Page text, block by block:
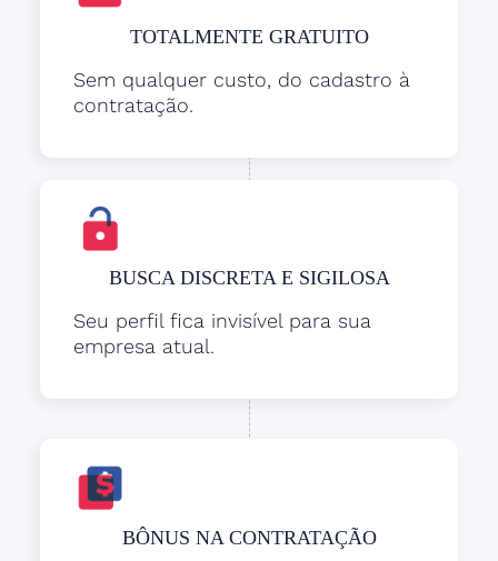
TOTALMENTE GRATUITO
Sem qualquer custo, do cadastro à
contratação.
BUSCA DISCRETA E SIGILOSA
Seu perfil fica invisível para sua
empresa atual.
BÔNUS NA CONTRATAÇÃO